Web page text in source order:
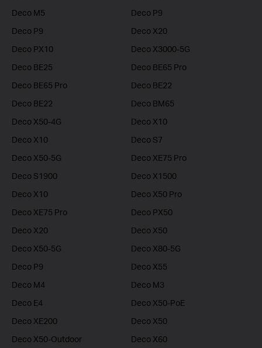
Deco M5
Deco P9
Deco P9
Deco X20
Deco PX10
Deco X3000-5G
Deco BE25
Deco BE65 Pro
Deco BE65 Pro
Deco BE22
Deco BE22
Deco BM65
Deco X50-4G
Deco X10
Deco X10
Deco S7
Deco X50-5G
Deco XE75 Pro
Deco S1900
Deco X1500
Deco X10
Deco X50 Pro
Deco XE75 Pro
Deco PX50
Deco X20
Deco X50
Deco X50-5G
Deco X80-5G
Deco P9
Deco X55
Deco M4
Deco M3
Deco E4
Deco X50-PoE
Deco XE200
Deco X50
Deco X50-Outdoor
Deco X60